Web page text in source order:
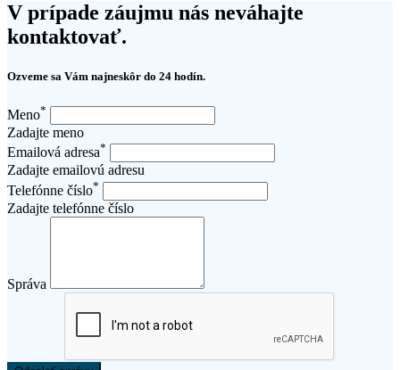
V prípade záujmu nás neváhajte
kontaktovať.
Ozveme sa Vám najneskôr do 24 hodín.
Meno*
Zadajte meno
Emailová adresa*
Zadajte emailovú adresu
Telefónne číslo*
Zadajte telefónne číslo
Správa